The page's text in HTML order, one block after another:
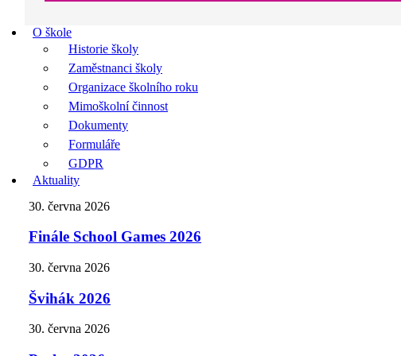
O škole
Historie školy
Zaměstnanci školy
Organizace školního roku
Mimoškolní činnost
Dokumenty
Formuláře
GDPR
Aktuality
30. června 2026
Finále School Games 2026
30. června 2026
Švihák 2026
30. června 2026